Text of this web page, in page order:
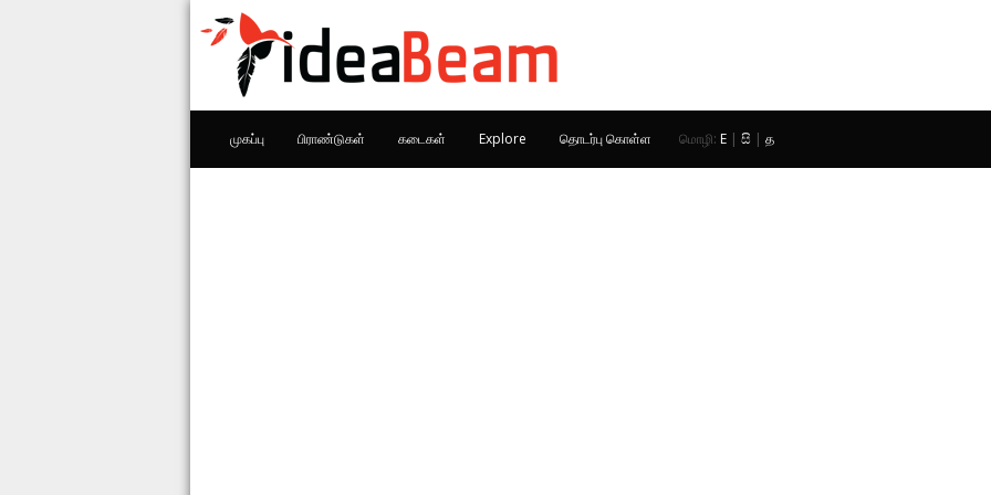
முகப்பு பிராண்டுகள் கடைகள் Explore தொடர்பு கொள்ள மொழி: E | සි | த